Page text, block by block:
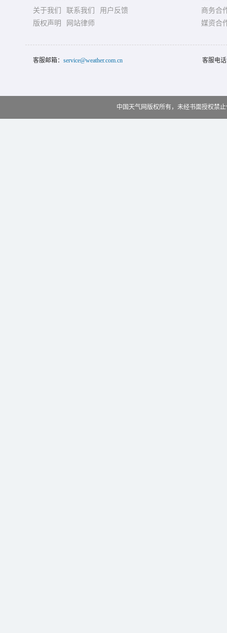
关于我们 联系我们
用户反馈
版权声明
网站律师
商务合
媒资合
客服邮箱： service@weather.com.cn 客服电
中国天气网版权所有，未经书面授权